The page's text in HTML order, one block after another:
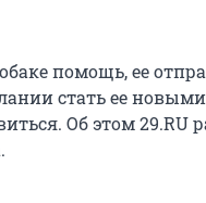
помощь, ее
стать ее
Об этом 29.RU